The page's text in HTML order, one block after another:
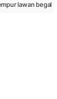
lawan begal